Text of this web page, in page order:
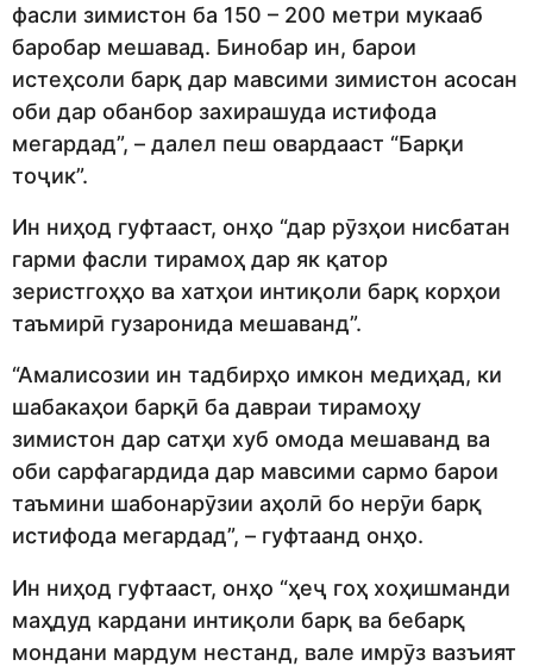
фасли зимистон ба 150 – 200 метри мукааб
баробар мешавад. Бинобар ин, барои
истеҳсоли барқ дар мавсими зимистон асосан
оби дар обанбор захирашуда истифода
мегардад”, – далел пеш овардааст “Барқи
тоҷик”.
Ин ниҳод гуфтааст, онҳо “дар рӯзҳои нисбатан
гарми фасли тирамоҳ дар як қатор
зеристгоҳҳо ва хатҳои интиқоли барқ корҳои
таъмирӣ гузаронида мешаванд”.
“Амалисозии ин тадбирҳо имкон медиҳад, ки
шабакаҳои барқӣ ба давраи тирамоҳу
зимистон дар сатҳи хуб омода мешаванд ва
оби сарфагардида дар мавсими сармо барои
таъмини шабонарӯзии аҳолӣ бо нерӯи барқ
истифода мегардад”, – гуфтаанд онҳо.
Ин ниҳод гуфтааст, онҳо “ҳеҷ гоҳ хоҳишманди
маҳдуд кардани интиқоли барқ ва бебарқ
мондани мардум нестанд, вале имрӯз вазъият